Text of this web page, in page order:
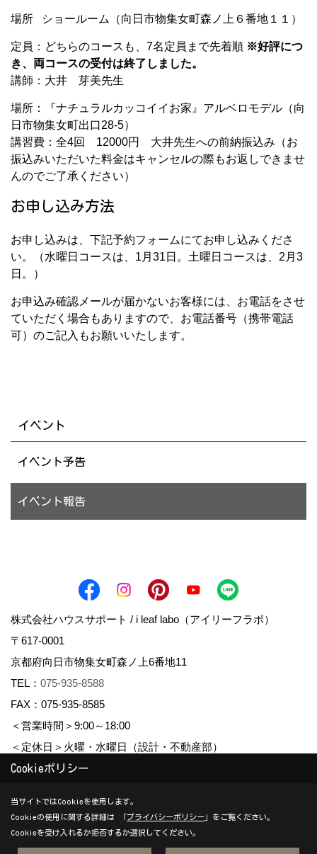
場所 ショールーム（向日市物集女町森ノ上６番地１１）
定員：どちらのコースも、7名定員まで先着順 ※好評につ
き、両コースの受付は終了しました。
講師：大井 芽美先生
場所：『ナチュラルカッコイイお家』アルベロモデル（向
日市物集女町出口28-5）
講習費：全4回 12000円 大井先生への前納振込み（お
振込みいただいた料金はキャンセルの際もお返しできませ
んのでご了承ください）
お申し込み方法
お申し込みは、下記予約フォームにてお申し込みくださ
い。（水曜日コースは、1月31日。土曜日コースは、2月3
日。）
お申込み確認メールが届かないお客様には、お電話をさせ
ていただく場合もありますので、お電話番号（携帯電話
可）のご記入もお願いいたします。
イベント
イベント予告
イベント報告
株式会社ハウスサポート / i leaf labo（アイリーフラボ）
〒617-0001
京都府向日市物集女町森ノ上6番地11
TEL： 075-935-8588
FAX：075-935-8585
＜営業時間＞9:00～18:00
＜定休日＞火曜・水曜日（設計・不動産部）
Copyright (c) housesupport. All Rights Reserved.
Produced byゴデスクリエイト
Cookieポリシー
当サイトではCookieを使用します。
Cookieの使用に関する詳細は 「プライバシーポリシー 」をご覧ください。
Cookieを受け入れるか拒否するか選択してください。